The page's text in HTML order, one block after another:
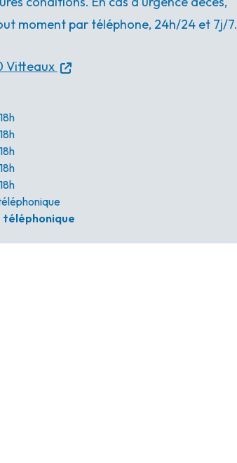
moment par téléphone, 24h/24 et 7j/7.
Vitteaux
téléphonique